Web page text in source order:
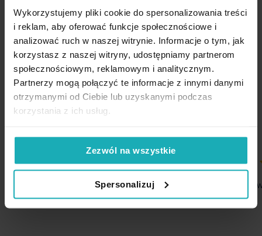
Wykorzystujemy pliki cookie do spersonalizowania treści
i reklam, aby oferować funkcje społecznościowe i
analizować ruch w naszej witrynie. Informacje o tym, jak
korzystasz z naszej witryny, udostępniamy partnerom
społecznościowym, reklamowym i analitycznym.
Partnerzy mogą połączyć te informacje z innymi danymi
otrzymanymi od Ciebie lub uzyskanymi podczas
korzystania z ich usług.
Zezwól na wszystkie
Spersonalizuj
dostępnych wkolekcji zasłon Dora.
Szczegóły:
Materiał: tkanina o welurowej strukturze
Skład: 100% poliester
Gramatura tkaniny: 195 gsm
Temperatura prania: 30°C, nie suszyć w suszarce bębnowej
Opinie potwierdzone zakupem
5%
Na podstawie 1209 opinii. Zobacz niektóre opinie tutaj.
80%
03-08-2026
100%
Szybka
02-08-2026